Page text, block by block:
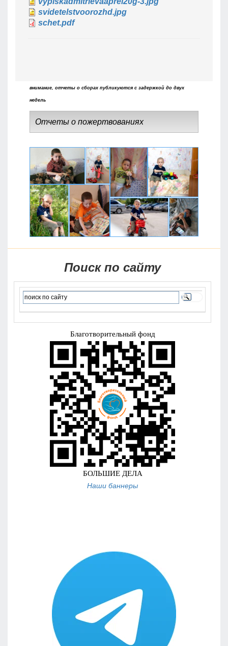
svidetelstvoorozhd.jpg
schet.pdf
внимание, отчеты о сборах публикуются с задержкой до двух
недель
Отчеты о пожертвованиях
Поиск по сайту
Наши баннеры